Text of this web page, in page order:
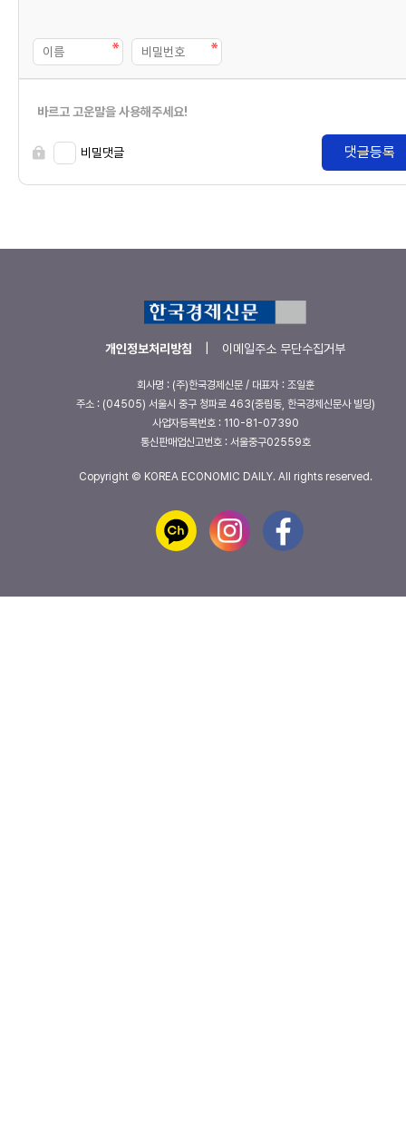
바르고 고운말을 사용해주세요!
비밀댓글 댓글등록
개인정보처리방침 이메일주소 무단수집거부
회사명 : (주)한국경제신문 / 대표자 : 조일훈
주소 : (04505) 서울시 중구 청파로 463(중림동, 한국경제신문사 빌딩)
사업자등록번호 : 110-81-07390
통신판매업신고번호 : 서울중구02559호
Copyright © KOREA ECONOMIC DAILY. All rights reserved.